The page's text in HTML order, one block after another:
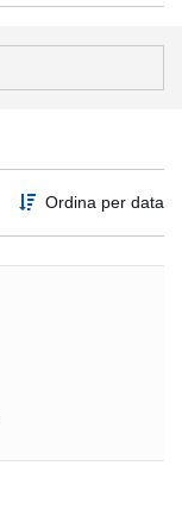
Ordina per data